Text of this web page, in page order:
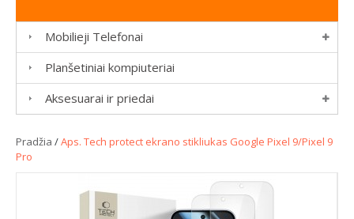
Mobilieji Telefonai
Planšetiniai kompiuteriai
Aksesuarai ir priedai
Pradžia /Aps. Tech protect ekrano stikliukas Google Pixel 9/Pixel 9
Pro